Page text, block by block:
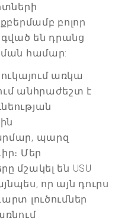
բոլոր
են դրանց
համար:
առկա
անհրաժեշտ է
պարզ
Մեր
մշակել են USU
որ այն դուրս
լուծումներ